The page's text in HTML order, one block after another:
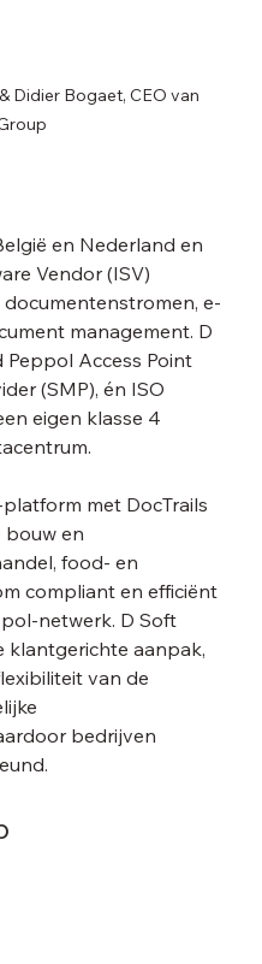
Didier Bogaet, CEO van
en Nederland en
Vendor (ISV)
e-
management. D
Peppol Access Point
(SMP), én ISO
eigen klasse 4
met DocTrails
bouw en
food- en
compliant en efficiënt
netwerk. D Soft
klantgerichte aanpak,
van de
bedrijven